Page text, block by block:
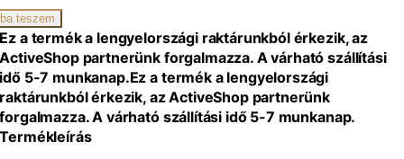
teszem
Ez a termék a lengyelországi raktárunkból érkezik, az
ActiveShop partnerünk forgalmazza. A várható szállítási
idő 5-7 munkanap.Ez a termék a lengyelországi
raktárunkból érkezik, az ActiveShop partnerünk
forgalmazza. A várható szállítási idő 5-7 munkanap.
Termékleírás